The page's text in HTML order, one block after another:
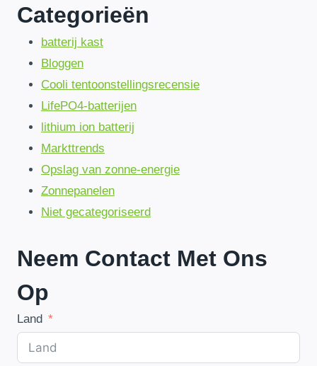
HET
KIEZEN
BATTERIJOPSLAG
VOOR
UW
GEZIN
Categorieën
batterij kast
Bloggen
Cooli tentoonstellingsrecensie
LifePO4-batterijen
lithium ion batterij
Markttrends
Opslag van zonne-energie
Zonnepanelen
Niet gecategoriseerd
Neem Contact Met Ons
Op
Land